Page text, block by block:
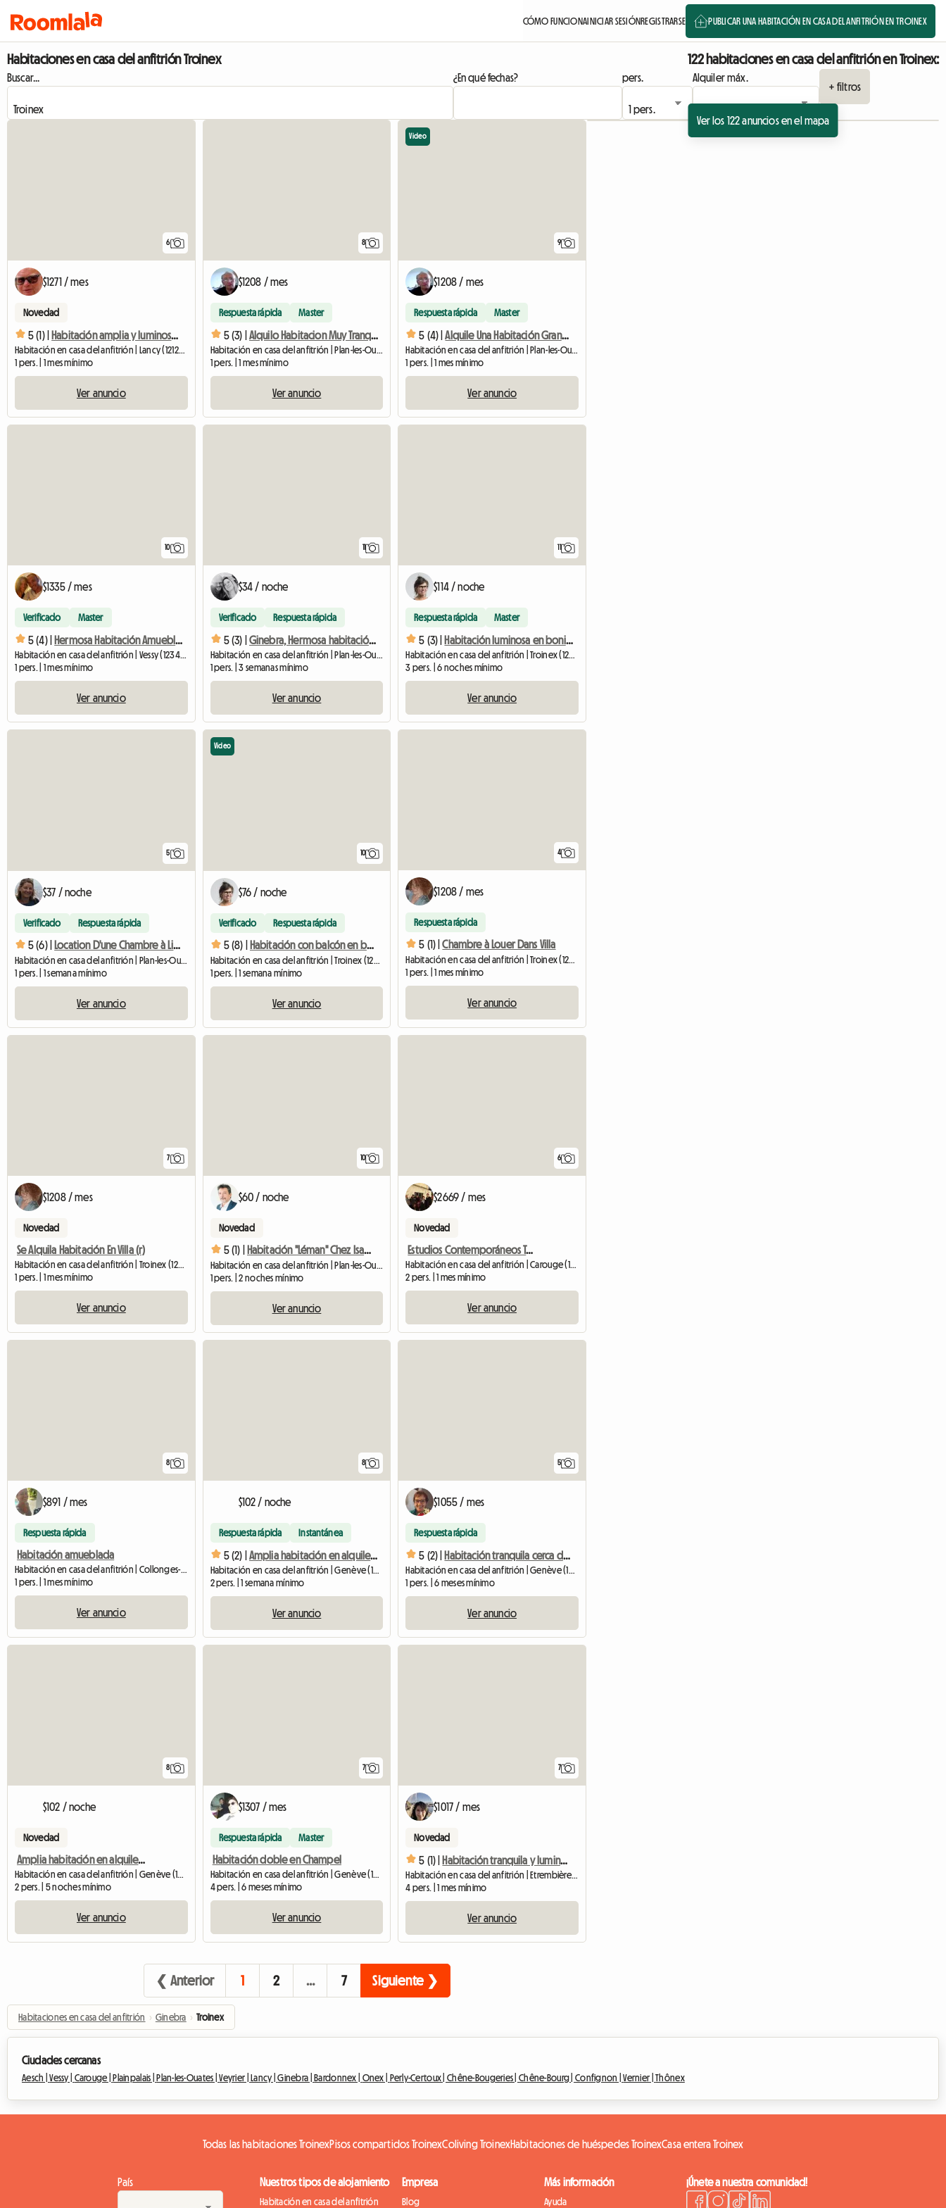
CÓMO FUNCIONAINICIAR SESIÓNREGISTRARSE PUBLICAR UNA HABITACIÓN EN CASA DEL ANFITRIÓN EN TROINEX
Habitaciones en casa del anfitrión Troinex 122 habitaciones en casa del anfitrión en Troinex:
Buscar... ¿En qué fechas? pers.
Alquiler máx.
+ filtros
Ver los 122 anuncios en el mapa
6
$1271 / mes
Novedad
5 (1) | Habitación amplia y luminosa – Cerca de todos los servicios
Habitación en casa del anfitrión | Lancy (1212) | 20 M2
1 pers. | 1 mes mínimo
Ver anuncio
8
$1208 / mes
Respuesta rápida Master
5 (3) | Alquilo Habitacion Muy Tranquila
Habitación en casa del anfitrión | Plan-les-Ouates (1228) | 15 M2
1 pers. | 1 mes mínimo
Ver anuncio
9
Video
$1208 / mes
Respuesta rápida Master
5 (4) | Alquile Una Habitación Grande Y Tranquila
Habitación en casa del anfitrión | Plan-les-Ouates (1228) | 15 M2
1 pers. | 1 mes mínimo
Ver anuncio
10
$1335 / mes
Verificado Master
5 (4) | Hermosa Habitación Amueblada Cerca De Ginebra
Habitación en casa del anfitrión | Vessy (1234) | 20 M2
1 pers. | 1 mes mínimo
Ver anuncio
$34 / noche
Verificado Respuesta rápida
5 (3) | Ginebra, Hermosa habitación luminosa con rápido acceso al centro y estación de tren.
Habitación en casa del anfitrión | Plan-les-Ouates (1228) | 12 M2
1 pers. | 3 semanas mínimo
Ver anuncio
$114 / noche
Respuesta rápida Master
5 (3) | Habitación luminosa en bonita casa con jardín.
Habitación en casa del anfitrión | Troinex (1256) | 15 M2
3 pers. | 6 noches mínimo
Ver anuncio
5
$37 / noche
Verificado Respuesta rápida
5 (6) | Location D'une Chambre à Lit Simple
Habitación en casa del anfitrión | Plan-les-Ouates (1228) | 16 M2
1 pers. | 1 semana mínimo
Ver anuncio
10
Video
$76 / noche
Verificado Respuesta rápida
5 (8) | Habitación con balcón en bonita casa con jardín.
1 pers. | 1 semana mínimo
Ver anuncio
4
$1208 / mes
Respuesta rápida
5 (1) | Chambre à Louer Dans Villa
1 pers. | 1 mes mínimo
Ver anuncio
7
$1208 / mes
Novedad
Se Alquila Habitación En Villa (r)
Habitación en casa del anfitrión | Troinex (1256) | 12 M2
1 pers. | 1 mes mínimo
Ver anuncio
10
$60 / noche
Novedad
5 (1) | Habitación "Léman" Chez Isabelle Et Gérard
Habitación en casa del anfitrión | Plan-les-Ouates (1228) | 12 M2
1 pers. | 2 noches mínimo
Ver anuncio
6
$2669 / mes
Novedad
Estudios Contemporáneos Todo En Uno/También Muy Adecuados Para
Habitación en casa del anfitrión | Carouge (1227)
2 pers. | 1 mes mínimo
Ver anuncio
8
$891 / mes
Respuesta rápida
Habitación amueblada
Habitación en casa del anfitrión | Collonges-sous-Salève (74160) | 13 M2
1 pers. | 1 mes mínimo
Ver anuncio
8
$102 / noche
Respuesta rápida Instantánea
5 (2) | Amplia habitación en alquiler en Ginebra
Habitación en casa del anfitrión | Genève (1205) | 25 M2
2 pers. | 1 semana mínimo
Ver anuncio
5
$1055 / mes
Respuesta rápida
5 (2) | Habitación tranquila cerca de HUG HEDS CMU
Habitación en casa del anfitrión | Genève (1206) | 10 M2
1 pers. | 6 meses mínimo
Ver anuncio
8
$102 / noche
Novedad
Amplia habitación en alquiler en Ginebra
Habitación en casa del anfitrión | Genève (1205) | 25 M2
2 pers. | 5 noches mínimo
Ver anuncio
7
$1307 / mes
Respuesta rápida Master
Habitación doble en Champel
Habitación en casa del anfitrión | Genève (1208) | 12 M2
4 pers. | 6 meses mínimo
Ver anuncio
7
$1017 / mes
Novedad
5 (1) | Habitación tranquila y luminosa.
Habitación en casa del anfitrión | Etrembières (74100) | 12 M2
4 pers. | 1 mes mínimo
Ver anuncio
❮ Anterior 1 2 … 7 Siguiente ❯
Habitaciones en casa del anfitrión › Ginebra › Troinex
Ciudades cercanas
Aesch |Vessy | Carouge | Plainpalais | Plan-les-Ouates |Veyrier | Lancy |Ginebra | Bardonnex | Onex | Perly-Certoux | Chêne-Bougeries |Chêne-Bourg | Confignon |Vernier |Thônex
Todas las habitaciones TroinexPisos compartidos TroinexColiving TroinexHabitaciones de huéspedes TroinexCasa entera Troinex
País Nuestros tipos de alojamiento
Habitación en casa del anfitrión
Empresa
Blog
Más información
Ayuda
¡Únete a nuestra comunidad!